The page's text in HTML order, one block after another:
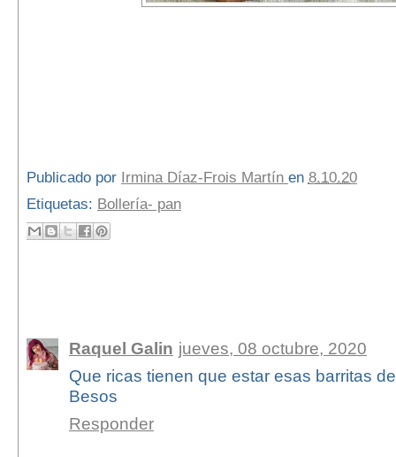
Publicado por Irmina Díaz-Frois Martín en 8.10.20
Etiquetas: Bollería- pan
Raquel Galin jueves, 08 octubre, 2020
Que ricas tienen que estar esas barritas
Besos
Responder